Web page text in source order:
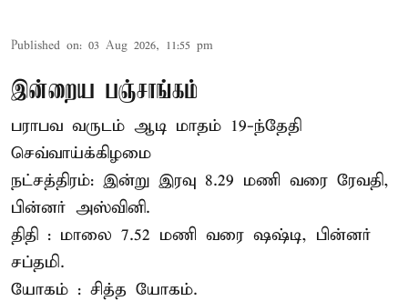
Published on: 03 Aug 2026, 11:55 pm
இன்றைய பஞ்சாங்கம்
பராபவ வருடம் ஆடி மாதம் 19-ந்தேதி
செவ்வாய்க்கிழமை
நட்சத்திரம்: இன்று இரவு 8.29 மணி வரை ரேவதி,
பின்னர் அஸ்வினி.
திதி : மாலை 7.52 மணி வரை ஷஷ்டி, பின்னர்
சப்தமி.
யோகம் : சித்த யோகம்.